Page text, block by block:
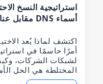
استراتيجية النسخ
أسماء DNS مقابل عناوين IP
أمرًا حاسمًا في
لشبكات الشركات،
المختلطة هي الحل